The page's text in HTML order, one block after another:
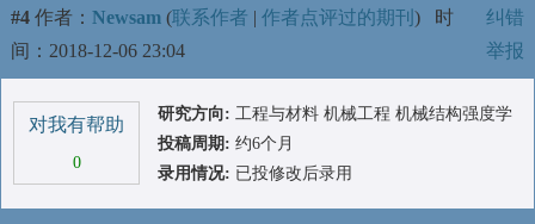
#4 作者： Newsam (联系作者 | 作者点评过的期刊 ) 时
间：2018-12-06 23:04
纠错
举报
对我有帮助
0
研究方向: 工程与材料 机械工程 机械结构强度学
投稿周期: 约6个月
录用情况: 已投修改后录用